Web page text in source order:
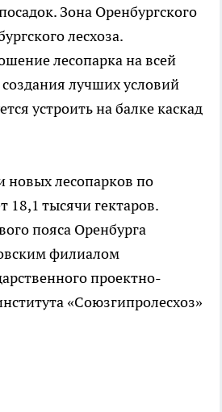
Зона Оренбургского
лесхоза.
лесопарка на всей
лучших условий
устроить на балке каскад
новых лесопарков по
18,1 тысячи гектаров.
пояса Оренбурга
филиалом
проектно-
«Союзгипролесхоз»